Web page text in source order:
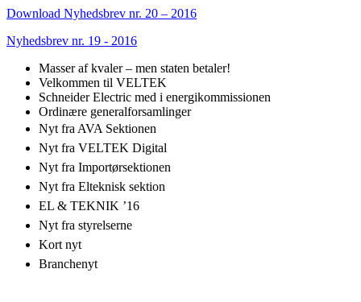
Download Nyhedsbrev nr. 20 – 2016
Nyhedsbrev nr. 19 - 2016
Masser af kvaler – men staten betaler!
Velkommen til VELTEK
Schneider Electric med i energikommissionen
Ordinære generalforsamlinger
Nyt fra AVA Sektionen
Nyt fra VELTEK Digital
Nyt fra Importørsektionen
Nyt fra Elteknisk sektion
EL & TEKNIK ’16
Nyt fra styrelserne
Kort nyt
Branchenyt